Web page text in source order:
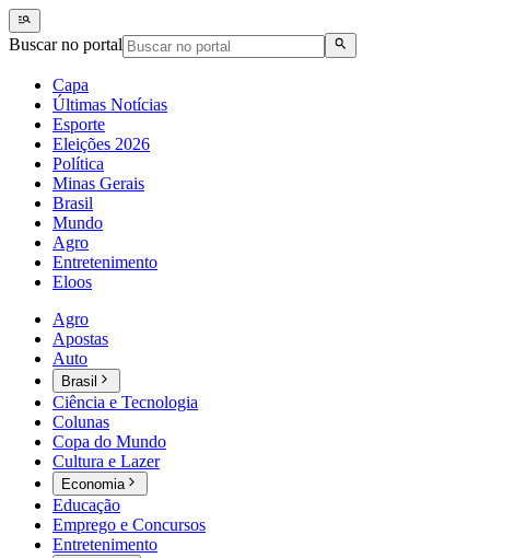
Buscar no portal
Capa
Últimas Notícias
Esporte
Eleições 2026
Política
Minas Gerais
Brasil
Mundo
Agro
Entretenimento
Eloos
Agro
Apostas
Auto
Brasil
Ciência e Tecnologia
Colunas
Copa do Mundo
Cultura e Lazer
Economia
Educação
Emprego e Concursos
Entretenimento